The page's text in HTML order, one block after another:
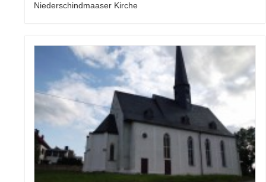
Niederschindmaaser Kirche